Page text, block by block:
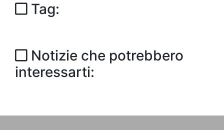
Tag:
Notizie che potrebbero
interessarti: